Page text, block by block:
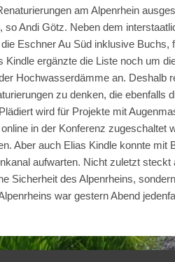
am Alpenrhein
Andi Götz. Neben dem
Eschner Au Süd inklusive
ergänzte die Liste noch um
Hochwasserdämme an.
zu denken, die
wird für Projekte mit
in der Konferenz
Aber auch Elias Kindle konnte
aufwarten. Nicht zuletzt
Sicherheit des Alpenrheins,
war gestern Abend